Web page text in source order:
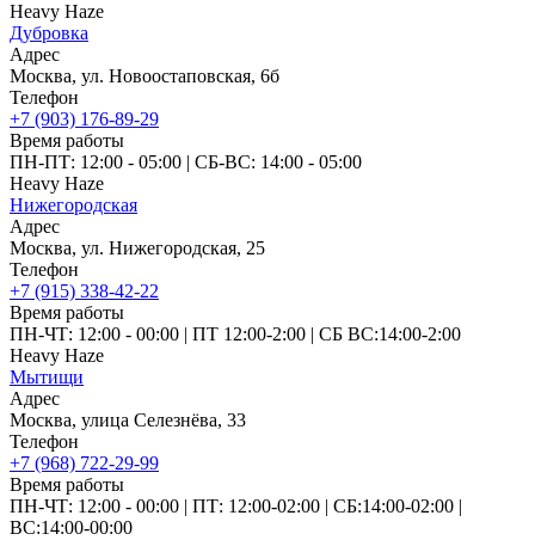
Heavy Haze
Дубровка
Адрес
Москва, ул. Новоостаповская, 6б
Телефон
+7 (903) 176-89-29
Время работы
ПН-ПТ: 12:00 - 05:00 | СБ‑ВС: 14:00 - 05:00
Heavy Haze
Нижегородская
Адрес
Москва, ул. Нижегородская, 25
Телефон
+7 (915) 338-42-22
Время работы
ПН-ЧТ: 12:00 - 00:00 | ПТ 12:00-2:00 | СБ ВС:14:00-2:00
Heavy Haze
Мытищи
Адрес
Москва, улица Селезнёва, 33
Телефон
+7 (968) 722-29-99
Время работы
ПН-ЧТ: 12:00 - 00:00 | ПТ: 12:00-02:00 | СБ:14:00-02:00 |
ВС:14:00-00:00